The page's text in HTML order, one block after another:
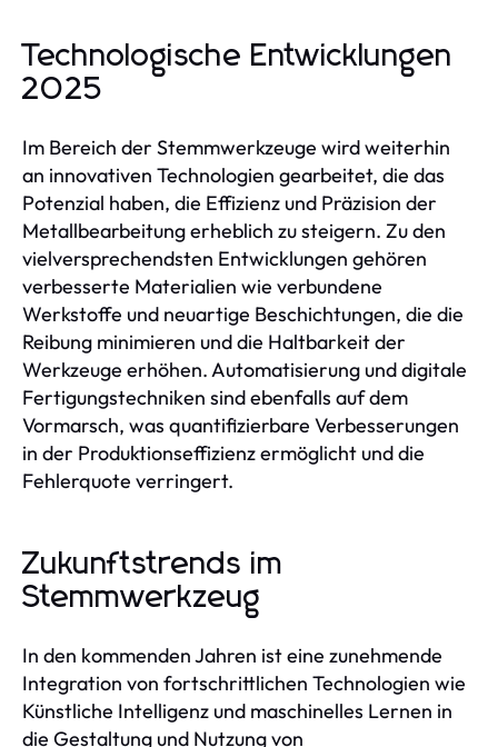
Technologische Entwicklungen
2025
Im Bereich der Stemmwerkzeuge wird weiterhin
an innovativen Technologien gearbeitet, die das
Potenzial haben, die Effizienz und Präzision der
Metallbearbeitung erheblich zu steigern. Zu den
vielversprechendsten Entwicklungen gehören
verbesserte Materialien wie verbundene
Werkstoffe und neuartige Beschichtungen, die die
Reibung minimieren und die Haltbarkeit der
Werkzeuge erhöhen. Automatisierung und digitale
Fertigungstechniken sind ebenfalls auf dem
Vormarsch, was quantifizierbare Verbesserungen
in der Produktionseffizienz ermöglicht und die
Fehlerquote verringert.
Zukunftstrends im
Stemmwerkzeug
In den kommenden Jahren ist eine zunehmende
Integration von fortschrittlichen Technologien wie
Künstliche Intelligenz und maschinelles Lernen in
die Gestaltung und Nutzung von